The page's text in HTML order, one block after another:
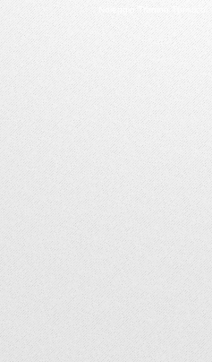
Noleggio Trenino Turistico